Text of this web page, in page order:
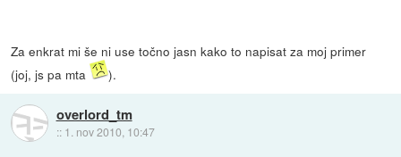
Za enkrat mi še ni use točno jasn kako to napisat za moj primer
(joj, js pa mta
).
overlord_tm
:: 1. nov 2010, 10:47